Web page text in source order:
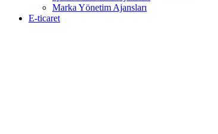
Marka Yönetim Ajansları
E-ticaret